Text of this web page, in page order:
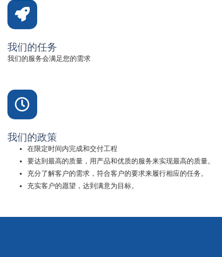
我们的任务
我们的服务会满足您的需求
我们的政策
在限定时间内完成和交付工程
要达到最高的质量，用产品和优质的服务来实现最高的质量。
充分了解客户的需求，符合客户的要求来履行相应的任务。
充实客户的愿望，达到满意为目标。